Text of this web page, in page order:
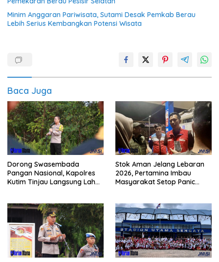
Minim Anggaran Pariwisata, Sutami Desak Pemkab Berau
Lebih Serius Kembangkan Potensi Wisata
Baca Juga
Dorong Swasembada
Pangan Nasional, Kapolres
Kutim Tinjau Langsung Lahan
Stok Aman Jelang Lebaran
2026, Pertamina Imbau
Masyarakat Setop Panic